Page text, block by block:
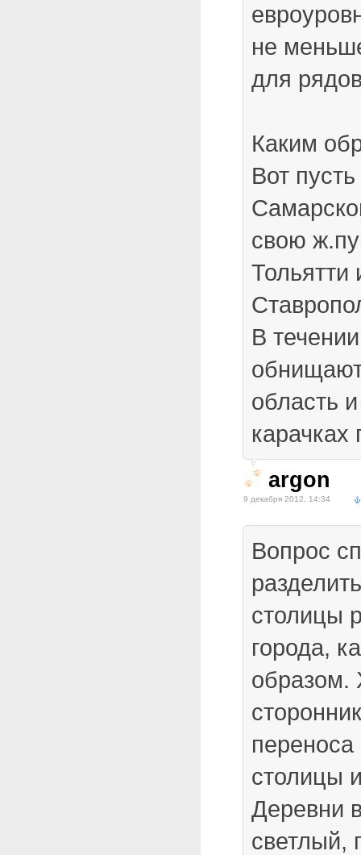
не
для
Каким
Вот
свою ж.пу
Тольятти
В
область
карачках
argon
9 декабря 2012, 14:34
Вопрос
столицы
города,
образом.
переноса
столицы
Деревни
светлый,